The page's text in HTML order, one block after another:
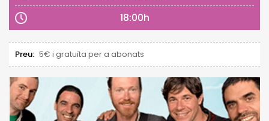
18:00h
Preu: 5€ i gratuïta per a abonats